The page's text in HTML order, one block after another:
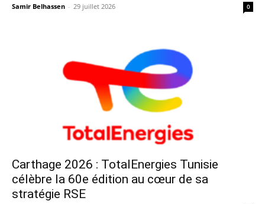
Samir Belhassen - 29 juillet 2026 0
Carthage 2026 : TotalEnergies Tunisie
célèbre la 60e édition au cœur de sa
stratégie RSE